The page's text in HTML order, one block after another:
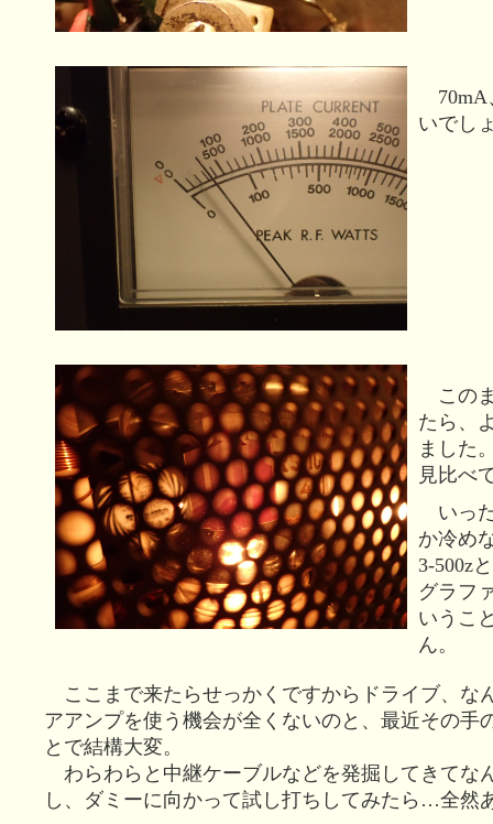
70mA
いでし
この
たら、
ました
見比べ
いっ
か冷め
3-500z
グラフ
いうこ
ん。
ここまで来たらせっかくですからドライブ、な
アアンプを使う機会が全くないのと、最近その手
とで結構大変。
わらわらと中継ケーブルなどを発掘してきてな
し、ダミーに向かって試し打ちしてみたら…全然